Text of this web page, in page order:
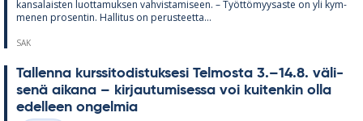
kan­sa­lais­ten luot­ta­muk­sen vah­vis­ta­mi­seen. – Työt­tö­myy­saste on yli kym­
me­nen pro­sen­tin. Hal­li­tus on pe­rus­teetta...
SAK
Tal­lenna kurs­si­to­dis­tuk­sesi Tel­mosta 3.–14.8. vä­li­
senä ai­kana – kir­jau­tu­mi­sessa voi kui­ten­kin olla
edel­leen on­gel­mia